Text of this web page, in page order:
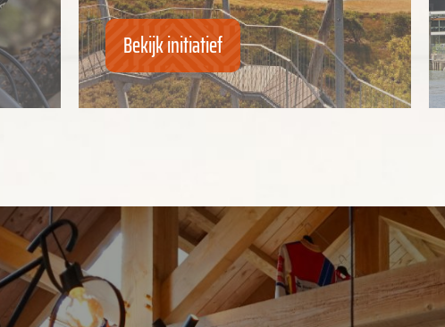
Bekijk initiatief